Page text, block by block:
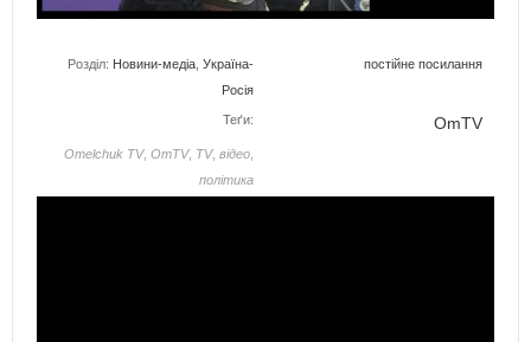
Розділ: Новини-медіа Україна-
Росія
постійне посилання
Теґи:
Omelchuk TV, OmTV, TV, відео
політика
OmTV